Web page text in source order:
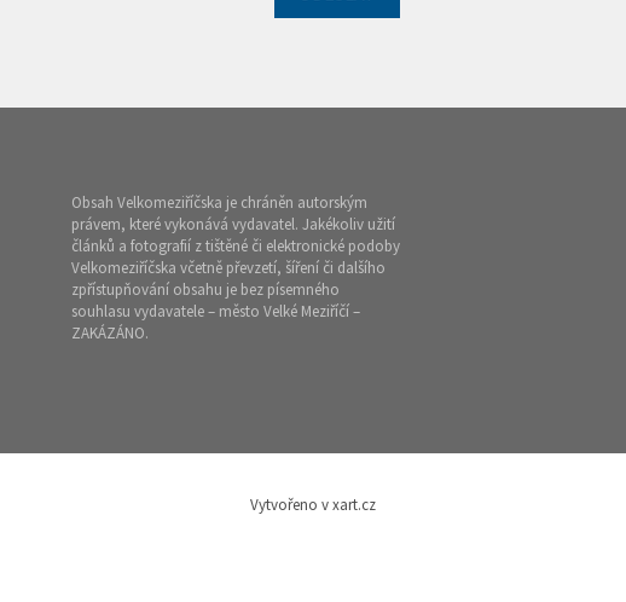
Obsah Velkomeziříčska je chráněn autorským
právem, které vykonává vydavatel. Jakékoliv užití
článků a fotografií z tištěné či elektronické podoby
Velkomeziříčska včetně převzetí, šíření či dalšího
zpřístupňování obsahu je bez písemného
souhlasu vydavatele – město Velké Meziříčí –
ZAKÁZÁNO.
Vytvořeno v xart.cz